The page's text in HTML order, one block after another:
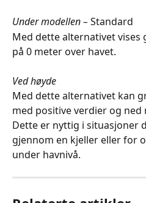
Under modellen – Standard
Med dette alternativet
på 0 meter over havet.
Ved høyde
Med dette alternativet kan
med positive verdier og ned
Dette er nyttig i situasjoner
gjennom en kjeller eller for
under havnivå.